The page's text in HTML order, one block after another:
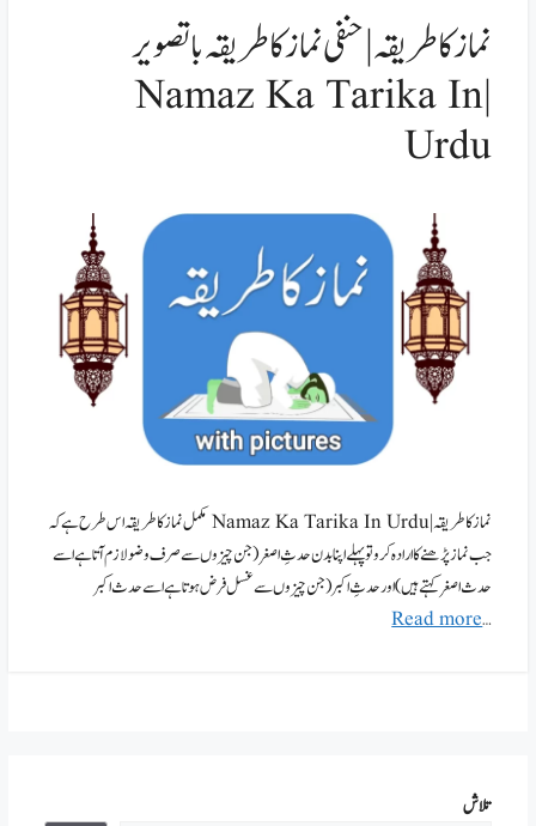
نماز کا طریقہ | حنفی نماز کا طریقہ باتصویر
| Namaz Ka Tarika In
Urdu
نماز کا طریقہ | Namaz Ka Tarika In Urdu مکمل نماز کا طریقہ اس طرح ہے کہ
جب نماز پڑھنے کا ارادہ کرو تو پہلے اپنا بدن حدثِ اصغر (جن چیزوں سے صرف وضو لازم آتا ہے اسے
حدث اصغر کہتے ہیں) اور حدثِ اکبر (جن چیزوں سے غسل فرض ہوتا ہے اسے حدث اکبر
…
Read more
تلاش